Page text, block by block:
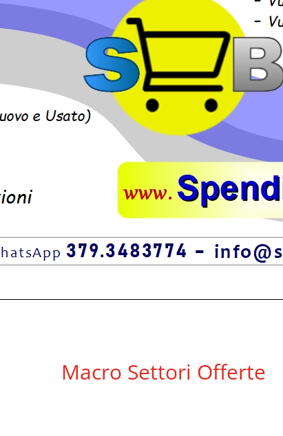
Macro Settori Offerte